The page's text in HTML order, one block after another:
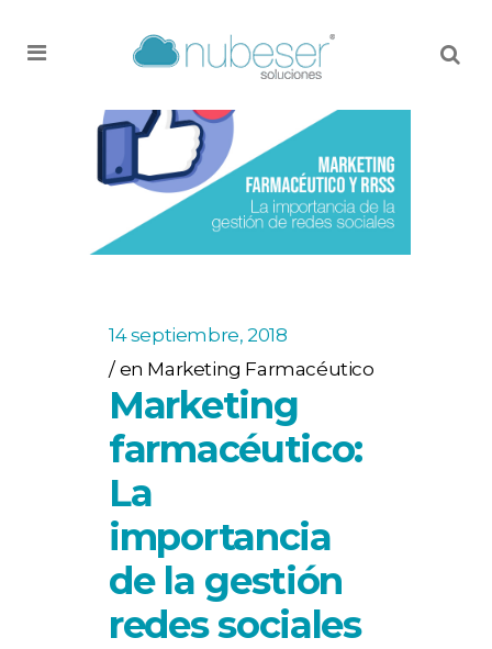
14 septiembre, 2018
en Marketing Farmacéutico
Marketing
farmacéutico:
La
importancia
de la gestión
redes sociales